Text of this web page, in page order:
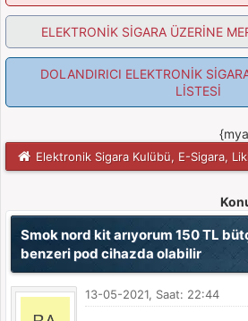
ELEKTRONİK SİGARA ÜZERİNE
DOLANDIRICI ELEKTRONİK
LİSTESİ
Elektronik Sigara Kulübü, E-Sigara,
Smok nord kit arıyorum 150 TL
benzeri pod cihazda olabilir
13-05-2021, Saat: 22:44